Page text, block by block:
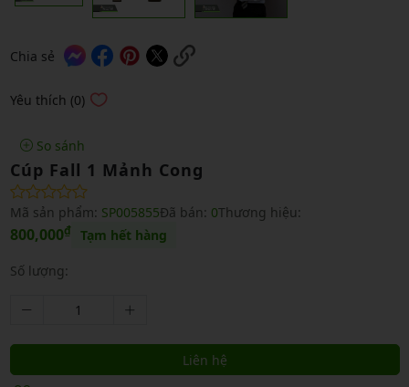
Chia sẻ
Yêu thích (0)
So sánh
Cúp Fall 1 Mảnh Cong
Mã sản phẩm: SP005855Đã bán: 0Thương hiệu:
800,000₫ Tạm hết hàng
Số lượng:
Liên hệ